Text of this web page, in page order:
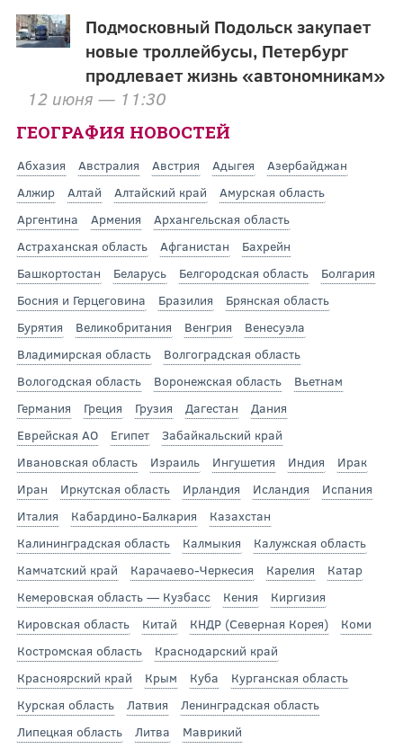
Подмосковный Подольск закупает
новые троллейбусы, Петербург
продлевает жизнь «автономникам»
12 июня — 11:30
ГЕОГРАФИЯ НОВОСТЕЙ
Абхазия Австралия Австрия Адыгея
Азербайджан
Алжир
Алтай Алтайский край
Амурская область
Аргентина
Армения
Архангельская область
Астраханская область
Афганистан
Бахрейн
Башкортостан
Беларусь Белгородская область
Болгария
Босния и Герцеговина
Бразилия
Брянская область
Бурятия
Великобритания Венгрия
Венесуэла
Владимирская область
Волгоградская область
Вологодская область
Воронежская область
Вьетнам
Германия
Греция Грузия Дагестан
Дания
Еврейская АО
Египет
Забайкальский край
Ивановская область
Израиль Ингушетия Индия
Ирак
Иран
Иркутская область Ирландия Исландия
Испания
Италия
Кабардино-Балкария
Казахстан
Калининградская область
Калмыкия
Калужская область
Камчатский край
Карачаево-Черкесия Карелия
Катар
Кемеровская область — Кузбасс
Кения
Киргизия
Кировская область
Китай КНДР (Северная Корея)
Коми
Костромская область
Краснодарский край
Красноярский край
Крым Куба
Курганская область
Курская область
Латвия
Ленинградская область
Липецкая область
Литва
Маврикий